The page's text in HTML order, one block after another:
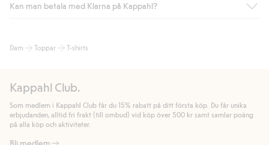
Är du medlem i Kappahl Club har du alltid gratis frakt till butik
automatik efter du loggat in och identifierats som medlem.
handlar för.
Läs mer
Kan man betala med Klarna på Kappahl?
bland annat faktura och swish men även andra betalningssätt.
allmänna villkor.
Läs mer
Dam Toppar T-shirts
Kappahl Club.
Som medlem i Kappahl Club får du 15% rabatt på ditt första köp. Du får unika
erbjudanden, alltid fri frakt (till ombud) vid köp över 500 kr samt samlar poäng
på alla köp och aktiviteter.
Bli medlem